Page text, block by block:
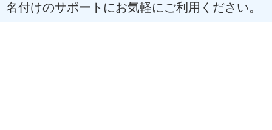
名付けのサポートにお気軽にご利用ください。